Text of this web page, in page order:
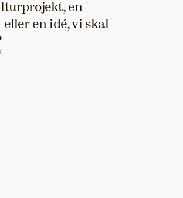
en
en idé, vi skal